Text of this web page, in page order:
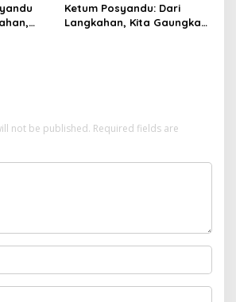
Ketum Posyandu: Dari
Langkahan, Kita Gaungkan
not be published. Required fields are